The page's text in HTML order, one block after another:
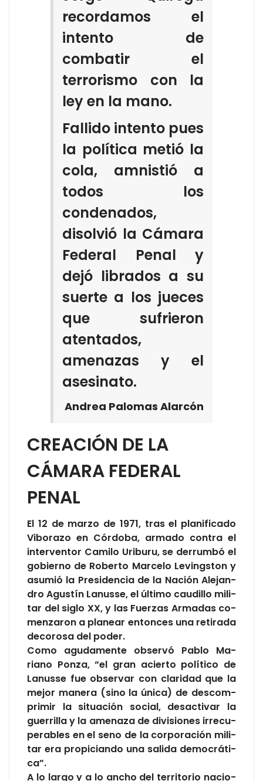
recordamos el
intento de
combatir el
terrorismo con la
ley en la mano.
Fallido intento pues
la política metió la
cola, amnistió a
todos los
condenados,
disolvió la Cámara
Federal Penal y
dejó librados a su
suerte a los jueces
que sufrieron
atentados,
amenazas y el
asesinato.
Andrea Palomas Alarcón
CREACIÓN DE LA
CÁMARA FEDERAL
PENAL
El 12 de mar­zo de 1971, tras el pla­ni­fi­ca­do
Vi­bo­ra­zo en Cór­do­ba, ar­ma­do con­tra el
in­ter­ven­tor Ca­mi­lo Uri­bu­ru, se de­rrum­bó el
go­bierno de Ro­ber­to Mar­ce­lo Le­vings­ton y
asu­mió la Pre­si­den­cia de la Na­ción Ale­jan­
dro Agus­tín La­nus­se, el úl­ti­mo cau­di­llo mi­li­
tar del si­glo XX, y las Fuer­zas Ar­ma­das co­
men­za­ron a pla­near en­ton­ces una re­ti­ra­da
de­co­ro­sa del po­der.
Como agu­da­men­te ob­ser­vó Pa­blo Ma­
riano Pon­za, “el gran acier­to po­lí­ti­co de
La­nus­se fue ob­ser­var con cla­ri­dad que la
me­jor ma­ne­ra (sino la úni­ca) de des­com­
pri­mir la si­tua­ción so­cial, des­ac­ti­var la
gue­rri­lla y la ame­na­za de di­vi­sio­nes irre­cu­
pe­ra­bles en el seno de la cor­po­ra­ción mi­li­
tar era pro­pi­cian­do una sa­li­da de­mo­crá­ti­
ca”.
A lo lar­go y a lo an­cho del te­rri­to­rio na­cio­